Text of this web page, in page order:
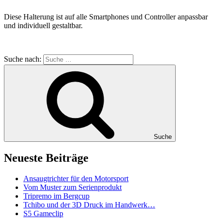
Diese Halterung ist auf alle Smartphones und Controller anpassbar
und individuell gestaltbar.
Suche nach:
Suche
Neueste Beiträge
Ansaugtrichter für den Motorsport
Vom Muster zum Serienprodukt
Tripremo im Bergcup
Tchibo und der 3D Druck im Handwerk…
S5 Gameclip